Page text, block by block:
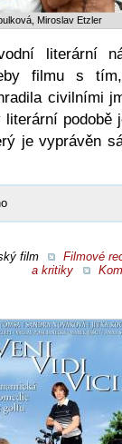
Miroslav Etzler
literární
filmu s
civilními
podobě
je vyprávěn
film
Filmové
a kritiky